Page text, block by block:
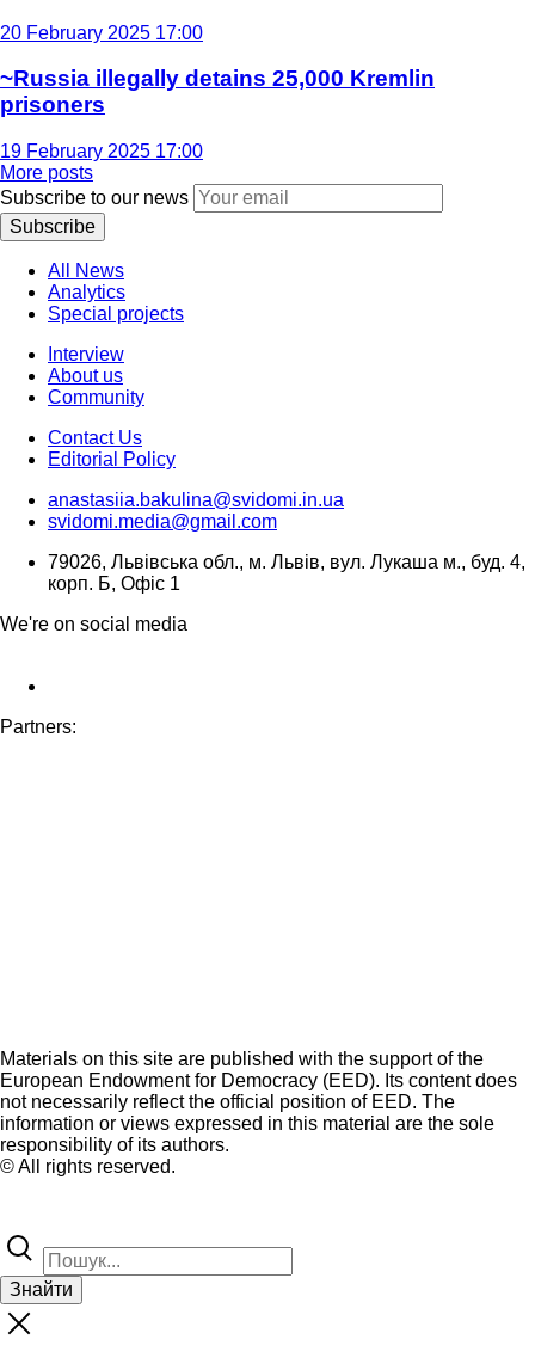
20 February 2025 17:00
~Russia illegally detains 25,000 Kremlin
prisoners
19 February 2025 17:00
More posts
Subscribe to our news
Subscribe
All News
Analytics
Special projects
Interview
About us
Community
Contact Us
Editorial Policy
anastasiia.bakulina@svidomi.in.ua
svidomi.media@gmail.com
79026, Львівська обл., м. Львів, вул. Лукаша м., буд. 4,
корп. Б, Офіс 1
We're on social media
Partners:
Materials on this site are published with the support of the
European Endowment for Democracy (EED). Its content does
not necessarily reflect the official position of EED. The
information or views expressed in this material are the sole
responsibility of its authors.
© All rights reserved.
Знайти